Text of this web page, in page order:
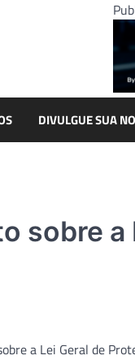
DIVULGUE SUA
sobre a
a Lei Geral de